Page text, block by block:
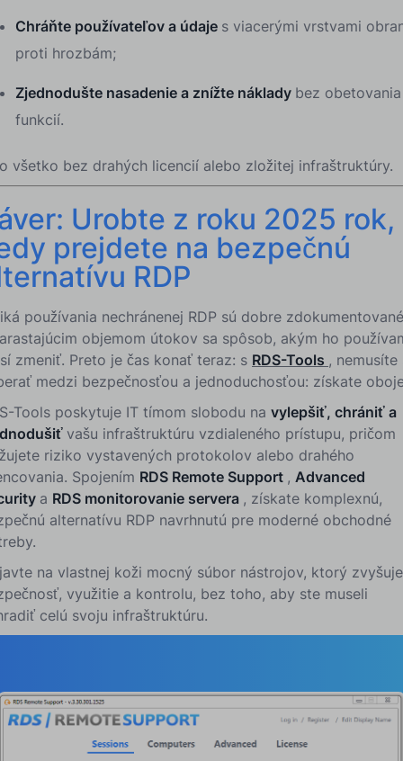
Chráňte používateľov a údaje s viacerými vrstvami
proti hrozbám;
Zjednodušte nasadenie a znížte náklady bez obetovania
funkcií.
všetko bez drahých licencií alebo zložitej infraštruktúry.
Urobte z roku 2025 rok,
prejdete na bezpečnú
RDP
používania nechránenej RDP sú dobre
objemom útokov sa spôsob, akým ho
zmeniť. Preto je čas konať teraz: s RDS-Tools , nemusíte
medzi bezpečnosťou a jednoduchosťou: získate
Tools poskytuje IT tímom slobodu na vylepšiť, chrániť a
vašu infraštruktúru vzdialeného prístupu, pričom
riziko vystavených protokolov alebo drahého
Spojením RDS Remote Support , Advanced
a RDS monitorovanie servera , získate komplexnú,
alternatívu RDP navrhnutú pre moderné obchodné
na vlastnej koži mocný súbor nástrojov, ktorý zvyšuje
využitie a kontrolu, bez toho, aby ste museli
celú svoju infraštruktúru.